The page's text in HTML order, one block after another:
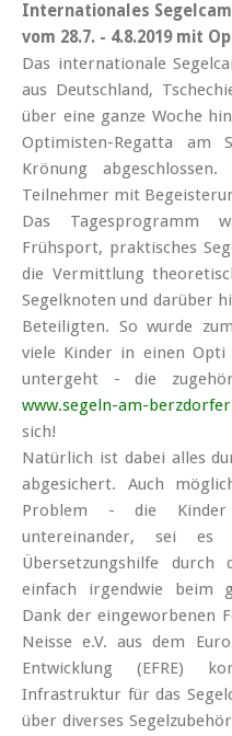
Internationales
vom 28.7. - 4.8.2019 mit
Das internationale
aus Deutschland,
über eine ganze Woche
Optimisten-Regatta am
Krönung
Teilnehmer mit
Das Tages­programm
Frühsport, praktisches
die Vermittlung
Segelknoten und darüber
Beteiligten. So wurde
viele Kinder in einen Opti
untergeht - die
www.segeln-am-
sich!
Natürlich ist dabei alles
abgesichert. Auch
Problem - die Kinder
untereinander, sei
Übersetzungs­hilfe durch
einfach irgendwie beim
Dank der einge­worbenen
Neisse e.V. aus dem
Entwicklung (EFRE)
Infrastruktur für das
über diverses